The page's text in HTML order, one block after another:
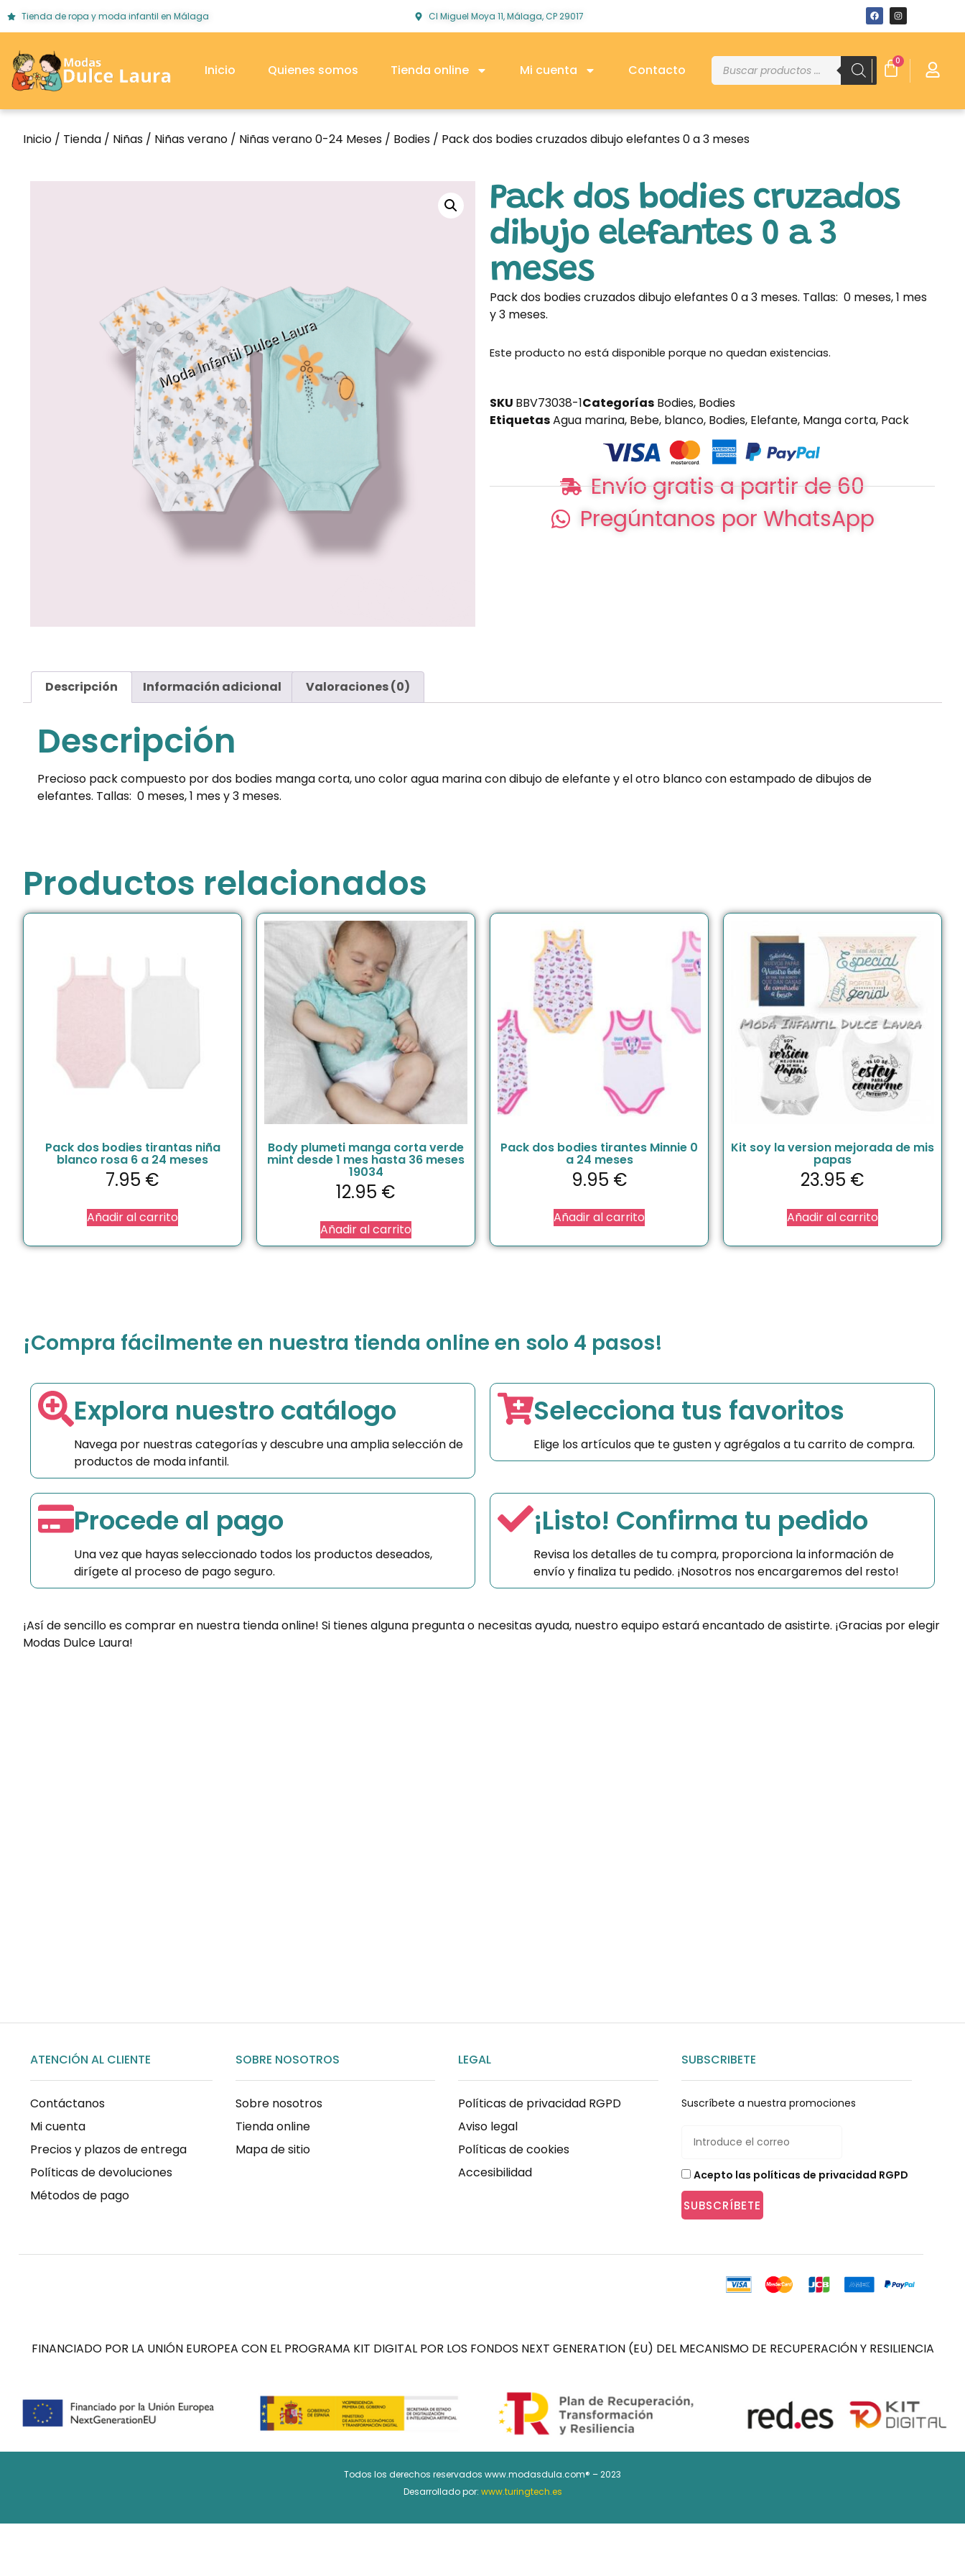
Tienda de ropa y moda infantil en Málaga Cl Miguel Moya 11, Málaga, CP 29017
Inicio Quienes somos Tienda online Mi cuenta Contacto
0
Inicio / Tienda / Niñas / Niñas verano / Niñas verano 0-24 Meses / Bodies / Pack dos bodies cruzados dibujo elefantes 0 a 3 meses
Pack dos bodies cruzados
dibujo elefantes 0 a 3
meses
Pack dos bodies cruzados dibujo elefantes 0 a 3 meses. Tallas: 0 meses, 1 mes
y 3 meses.
Este producto no está disponible porque no quedan existencias.
SKU BBV73038-1Categorías Bodies, Bodies
EtiquetasAgua marina, Bebe, blanco, Bodies, Elefante, Manga corta, Pack
Envío gratis a partir de 60
Pregúntanos por WhatsApp
Descripción Información adicional Valoraciones (0)
Descripción
Precioso pack compuesto por dos bodies manga corta, uno color agua marina con dibujo de elefante y el otro blanco con estampado de dibujos de
elefantes. Tallas: 0 meses, 1 mes y 3 meses.
Productos relacionados
Pack dos bodies tirantas niña
blanco rosa 6 a 24 meses
7.95 €
Añadir al carrito
Body plumeti manga corta verde
mint desde 1 mes hasta 36 meses
19034
12.95 €
Añadir al carrito
Pack dos bodies tirantes Minnie 0
a 24 meses
9.95 €
Añadir al carrito
Kit soy la version mejorada de mis
papas
23.95 €
Añadir al carrito
¡Compra fácilmente en nuestra tienda online en solo 4 pasos!
Explora nuestro catálogo
Navega por nuestras categorías y descubre una amplia selección de
productos de moda infantil.
Selecciona tus favoritos
Elige los artículos que te gusten y agrégalos a tu carrito de compra.
Procede al pago
Una vez que hayas seleccionado todos los productos deseados,
dirígete al proceso de pago seguro.
¡Listo! Confirma tu pedido
Revisa los detalles de tu compra, proporciona la información de
envío y finaliza tu pedido. ¡Nosotros nos encargaremos del resto!
¡Así de sencillo es comprar en nuestra tienda online! Si tienes alguna pregunta o necesitas ayuda, nuestro equipo estará encantado de asistirte. ¡Gracias por elegir
Modas Dulce Laura!
ATENCIÓN AL CLIENTE
Contáctanos
Mi cuenta
Precios y plazos de entrega
Políticas de devoluciones
Métodos de pago
SOBRE NOSOTROS
Sobre nosotros
Tienda online
Mapa de sitio
LEGAL
Políticas de privacidad RGPD
Aviso legal
Políticas de cookies
Accesibilidad
SUBSCRIBETE
Suscríbete a nuestra promociones
Acepto las políticas de privacidad RGPD
SUBSCRÍBETE
FINANCIADO POR LA UNIÓN EUROPEA CON EL PROGRAMA KIT DIGITAL POR LOS FONDOS NEXT GENERATION (EU) DEL MECANISMO DE RECUPERACIÓN Y RESILIENCIA
Todos los derechos reservados www.modasdula.com® – 2023
Desarrollado por: www.turingtech.es